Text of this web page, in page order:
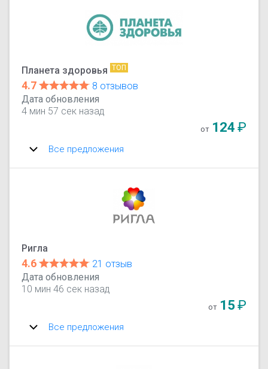
Планета здоровья ТОП
4.7
8 отзывов
Дата обновления
4 мин 57 сек назад
от 124₽
Все предложения
Ригла
4.6
21 отзыв
Дата обновления
10 мин 46 сек назад
от 15₽
Все предложения